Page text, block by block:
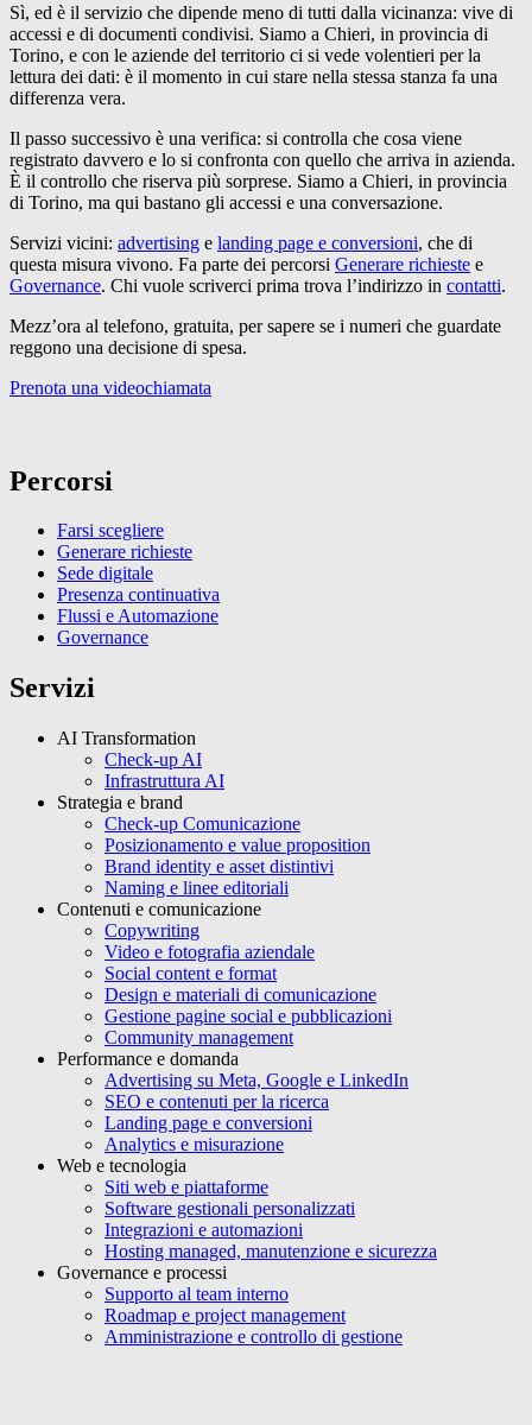
Sì, ed è il servizio che dipende meno di tutti dalla vicinanza: vive di
accessi e di documenti condivisi. Siamo a Chieri, in provincia di
Torino, e con le aziende del territorio ci si vede volentieri per la
lettura dei dati: è il momento in cui stare nella stessa stanza fa una
differenza vera.
Il passo successivo è una verifica: si controlla che cosa viene
registrato davvero e lo si confronta con quello che arriva in azienda.
È il controllo che riserva più sorprese. Siamo a Chieri, in provincia
di Torino, ma qui bastano gli accessi e una conversazione.
Servizi vicini: advertising e landing page e conversioni, che di
questa misura vivono. Fa parte dei percorsi Generare richieste e
Governance. Chi vuole scriverci prima trova l’indirizzo in contatti.
Mezz’ora al telefono, gratuita, per sapere se i numeri che guardate
reggono una decisione di spesa.
Prenota una videochiamata
Percorsi
Farsi scegliere
Generare richieste
Sede digitale
Presenza continuativa
Flussi e Automazione
Governance
Servizi
AI Transformation
Check-up AI
Infrastruttura AI
Strategia e brand
Check-up Comunicazione
Posizionamento e value proposition
Brand identity e asset distintivi
Naming e linee editoriali
Contenuti e comunicazione
Copywriting
Video e fotografia aziendale
Social content e format
Design e materiali di comunicazione
Gestione pagine social e pubblicazioni
Community management
Performance e domanda
Advertising su Meta, Google e LinkedIn
SEO e contenuti per la ricerca
Landing page e conversioni
Analytics e misurazione
Web e tecnologia
Siti web e piattaforme
Software gestionali personalizzati
Integrazioni e automazioni
Hosting managed, manutenzione e sicurezza
Governance e processi
Supporto al team interno
Roadmap e project management
Amministrazione e controllo di gestione